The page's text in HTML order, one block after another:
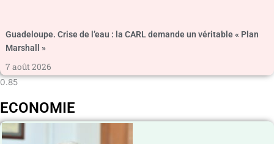
Guadeloupe. Crise de l’eau : la CARL demande un véritable « Plan
Marshall »
7 août 2026
ECONOMIE